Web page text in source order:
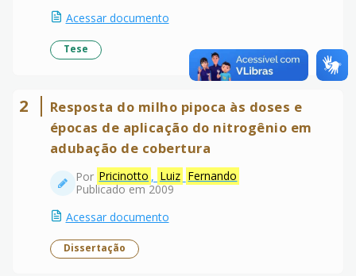
Acessar documento
Tese
2
Resposta do milho pipoca às doses e
épocas de aplicação do nitrogênio em
adubação de cobertura
Por Pricinotto , Luiz Fernando
Publicado em 2009
Acessar documento
Dissertação